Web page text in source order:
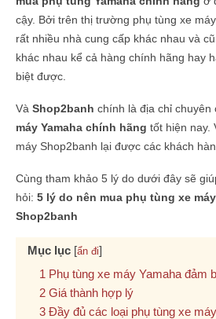
cậy. Bởi trên thị trường phụ tùng xe
rất nhiều nhà cung cấp khác nhau và
khác nhau kể cả hàng chính hãng hay
biệt được.
Và Shop2banh chính là địa chỉ chuyên
máy Yamaha chính hãng tốt hiện nay.
máy Shop2banh lại được các khách
Cùng tham khảo 5 lý do dưới đây sẽ
hỏi: 5 lý do nên mua phụ tùng xe
Shop2banh
Mục lục [ẩn đi]
Phụ tùng xe máy Yamaha đảm
Giá thành hợp lý
Đầy đủ các loại phụ tùng xe